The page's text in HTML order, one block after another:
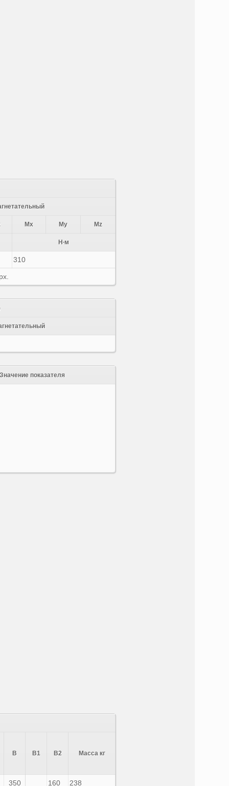
Mx My Mz
Н∙м
310
Значение показателя
В В1 В2 Масса кг
350 160 238